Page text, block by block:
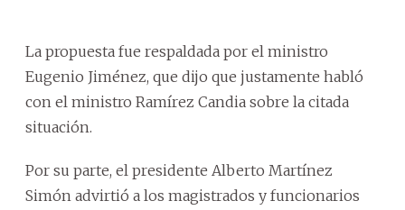
La propuesta fue respaldada por el ministro
Eugenio Jiménez, que dijo que justamente habló
con el ministro Ramírez Candia sobre la citada
situación.
Por su parte, el presidente Alberto Martínez
Simón advirtió a los magistrados y funcionarios